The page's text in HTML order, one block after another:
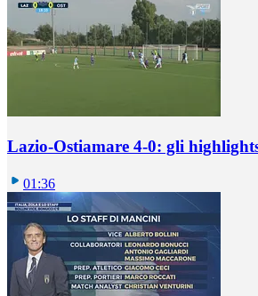
Lazio-Ostiamare 4-0: gli
01:36